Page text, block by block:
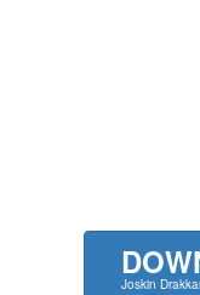
Joskin